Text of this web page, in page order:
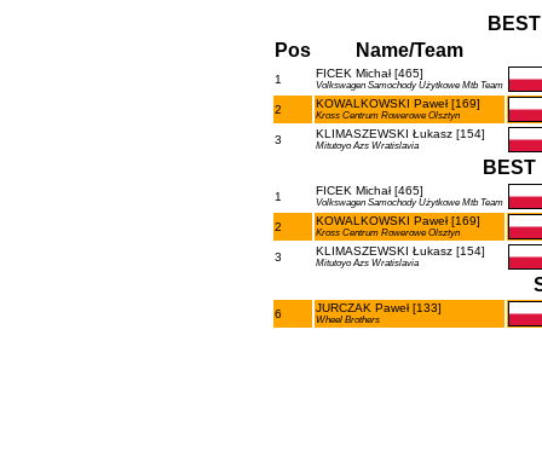
Pos
Name/Team
1 FICEK Michał [465]
Volkswagen Samochody Użytkowe Mtb Team
2 KOWALKOWSKI Paweł [169]
Kross Centrum Rowerowe Olsztyn
3 KLIMASZEWSKI Łukasz [154]
Mitutoyo Azs Wratislavia
BEST
1 FICEK Michał [465]
Volkswagen Samochody Użytkowe Mtb Team
2 KOWALKOWSKI Paweł [169]
Kross Centrum Rowerowe Olsztyn
3 KLIMASZEWSKI Łukasz [154]
Mitutoyo Azs Wratislavia
6 JURCZAK Paweł [133]
Wheel Brothers